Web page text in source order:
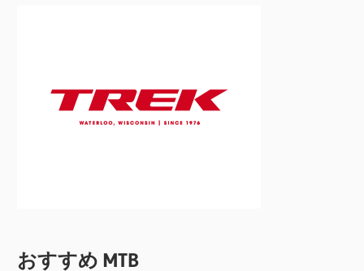
おすすめ MTB